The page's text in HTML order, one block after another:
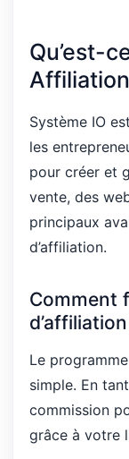
Qu’est-
Système IO
les
pour créer et
vente, des
principaux
d’affiliation.
Comment
Le
simple. En
commission
grâce à votre